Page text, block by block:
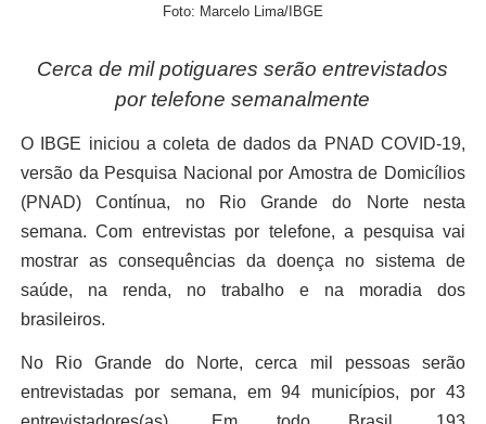
Foto: Marcelo Lima/IBGE
Cerca de mil potiguares serão entrevistados
por telefone semanalmente
O IBGE iniciou a coleta dedados da PNAD COVID-19,
versão da Pesquisa Nacional por Amostra de Domicílios
(PNAD)Contínua,
no Rio Grande do Norte nesta
semana.Com entrevistas por telefone, a pesquisavai
mostrar as consequências da doença no sistema de
saúde, na renda, notrabalho e na moradia dos
brasileiros.
NoRio Grande do Norte,cerca mil pessoas serão
entrevistadas por semana, em 94 municípios, por 43